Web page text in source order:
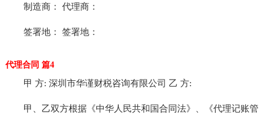
制造商： 代理商：
签署地： 签署地：
代理合同 篇4
甲 方: 深圳市华谨财税咨询有限公司 乙 方:
甲、乙双方根据《中华人民共和国合同法》、《代理记账管